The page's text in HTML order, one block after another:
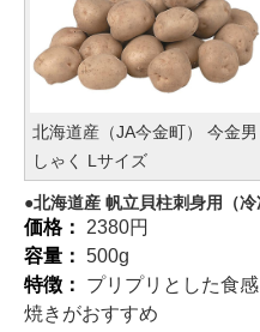
北海道産（JA今金町） 今金男
しゃく Lサイズ
北海道産 帆立貝柱刺身用（冷
価格： 2380円
容量： 500g
特徴： プリプリとした食
焼きがおすすめ